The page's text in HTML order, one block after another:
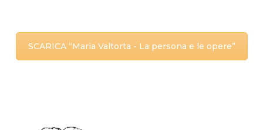
SCARICA “Maria Valtorta - La persona e le opere”